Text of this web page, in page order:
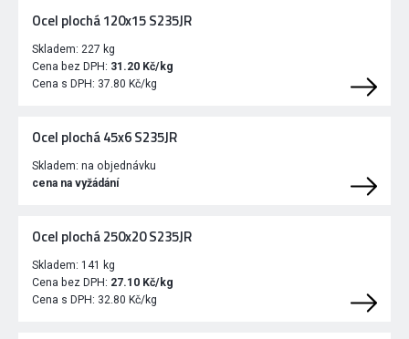
Ocel plochá 120x15 S235JR
Skladem: 227 kg
Cena bez DPH: 31.20 Kč/kg
Cena s DPH: 37.80 Kč/kg
Ocel plochá 45x6 S235JR
Skladem: na objednávku
cena na vyžádání
Ocel plochá 250x20 S235JR
Skladem: 141 kg
Cena bez DPH: 27.10 Kč/kg
Cena s DPH: 32.80 Kč/kg